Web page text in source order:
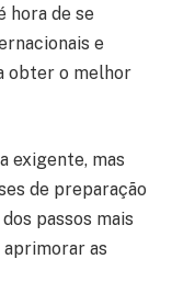
hora de se
e
obter o melhor
exigente, mas
de preparação
passos mais
as